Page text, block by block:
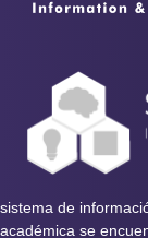
sistema de
académica se